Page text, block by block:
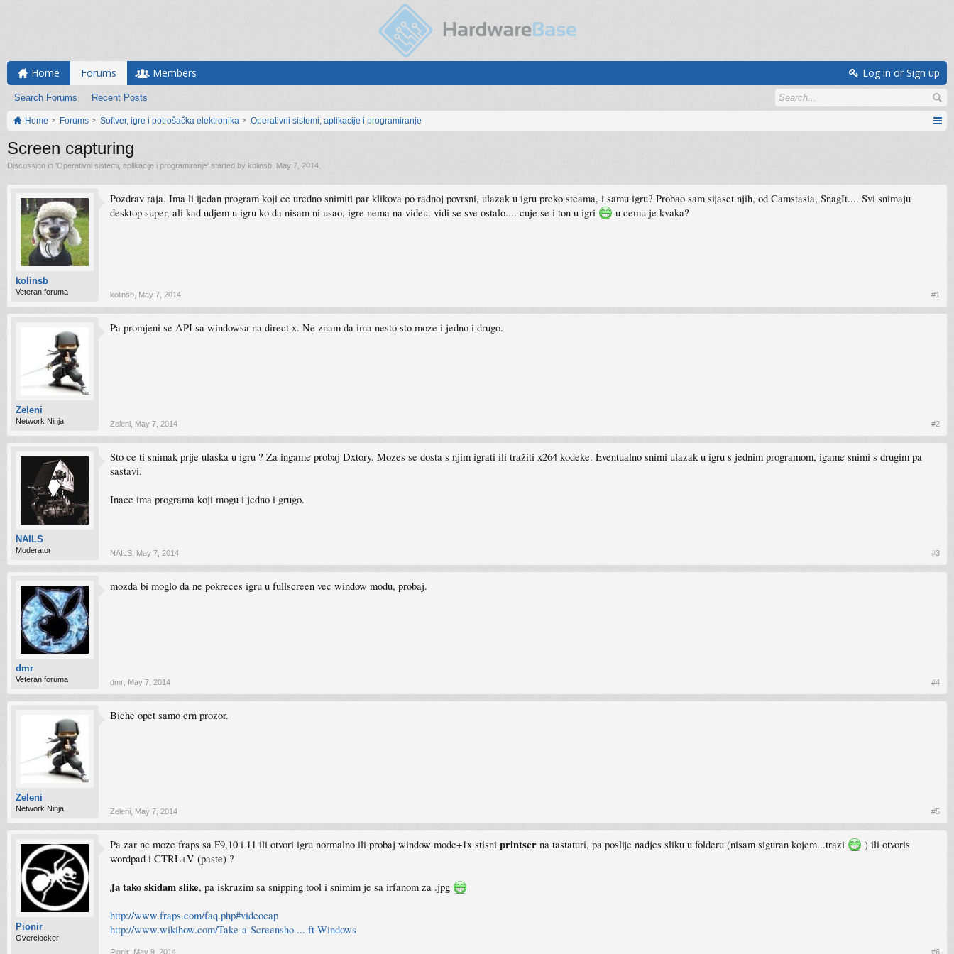
Home Forums
Search Forums Recent Posts
Members Log in or Sign up
Home Forums Softver, igre i potrošačka elektronika Operativni sistemi, aplikacije i programiranje
Screen capturing
Discussion in 'Operativni sistemi, aplikacije i programiranje' started by kolinsb May 7, 2014
kolinsb
Veteran foruma
Pozdrav raja. Ima li ijedan program koji ce uredno snimiti par klikova po radnoj povrsni, ulazak u igru preko steama, i samu igru? Probao sam sijaset njih, od Camstasia, SnagIt.... Svi snimaju
desktop super, ali kad udjem u igru ko da nisam ni usao, igre nema na videu. vidi se sve ostalo.... cuje se i ton u igri
u cemu je kvaka?
kolinsb May 7, 2014 #1
Zeleni
Network Ninja
Pa promjeni se API sa windowsa na direct x. Ne znam da ima nesto sto moze i jedno i drugo.
Zeleni May 7, 2014 #2
NAILS
Moderator
Sto ce ti snimak prije ulaska u igru ? Za ingame probaj Dxtory. Mozes se dosta s njim igrati ili tražiti x264 kodeke. Eventualno snimi ulazak u igru s jednim programom, igame snimi s drugim pa
sastavi.
Inace ima programa koji mogu i jedno i grugo.
NAILS May 7, 2014 #3
dmr
Veteran foruma
mozda bi moglo da ne pokreces igru u fullscreen vec window modu, probaj.
dmr May 7, 2014 #4
Zeleni
Network Ninja
Biche opet samo crn prozor.
Zeleni May 7, 2014 #5
Pionir
Overclocker
Pa zar ne moze fraps sa F9,10 i 11 ili otvori igru normalno ili probaj window mode+1x stisni printscr na tastaturi, pa poslije nadjes sliku u folderu (nisam siguran kojem...trazi
) ili otvoris
wordpad i CTRL+V (paste) ?
Ja tako skidam slike, pa iskruzim sa snipping tool i snimim je sa irfanom za .jpg
http://www.fraps.com/faq.php#videocap
http://www.wikihow.com/Take-a-Screensho ... ft-Windows
Pionir May 9, 2014 #6